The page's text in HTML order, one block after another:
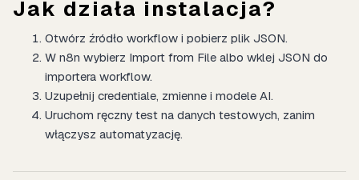
Jak działa instalacja?
Otwórz źródło workflow i pobierz plik JSON.
W n8n wybierz Import from File albo wklej JSON do
importera workflow.
Uzupełnij credentiale, zmienne i modele AI.
Uruchom ręczny test na danych testowych, zanim
włączysz automatyzację.